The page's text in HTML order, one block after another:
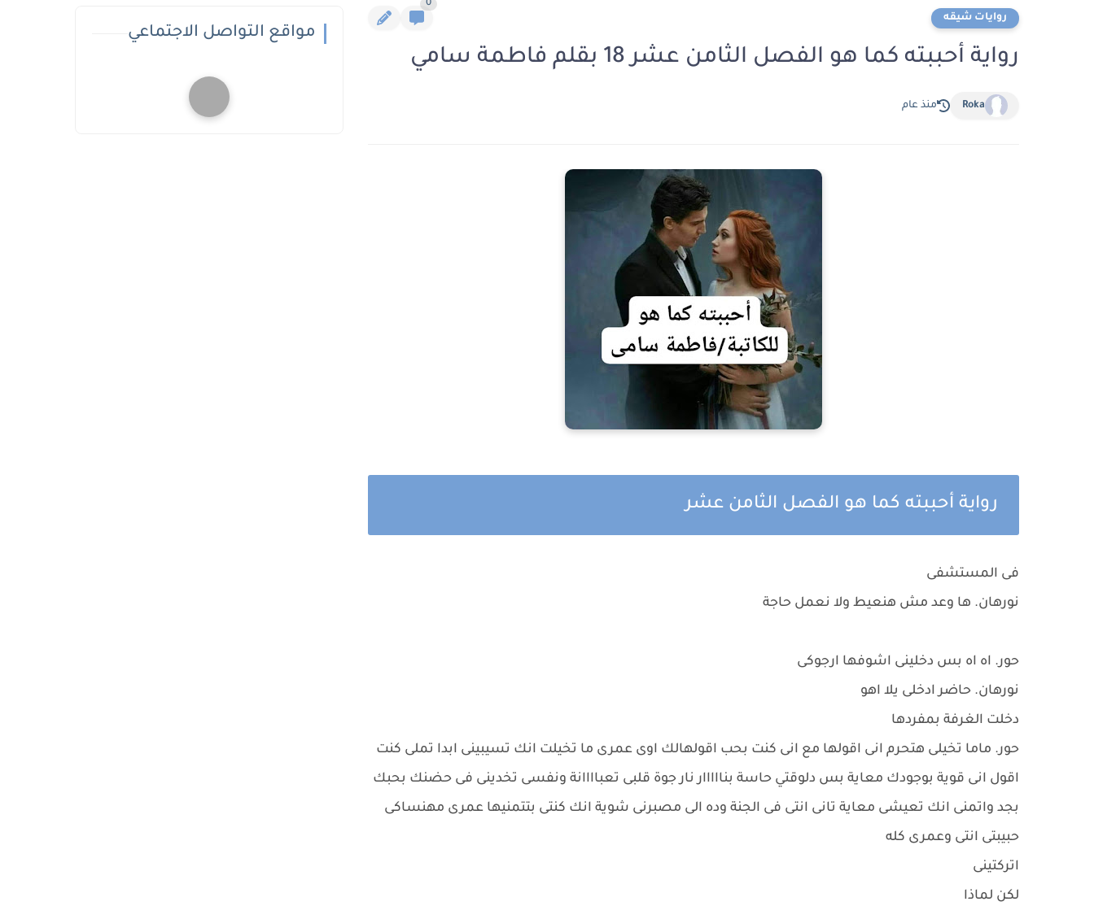
روايات شيقه
0
رواية أحببته كما هو الفصل الثامن عشر 18 بقلم فاطمة سامي
Roka منذ عام
رواية أحببته كما هو الفصل الثامن عشر
فى المستشفى
نورهان. ها وعد مش هنعيط ولا نعمل حاجة
حور. اه اه بس دخلينى اشوفها ارجوكى
نورهان. حاضر ادخلى يلا اهو
دخلت الغرفة بمفردها
حور. ماما تخيلى هتحرم انى اقولها مع انى كنت بحب اقولهالك اوى عمرى ما تخيلت انك تسيبينى ابدا تملى كنت
اقول انى قوية بوجودك معاية بس دلوقتي حاسة بنااااار نار جوة قلبى تعباااانة ونفسى تخدينى فى حضنك بحبك
بجد واتمنى انك تعيشى معاية تانى انتى فى الجنة وده الى مصبرنى شوية انك كنتى بتتمنيها عمرى مهنساكى
حبيبتى انتى وعمرى كله
اتركتينى
لكن لماذا
مواقع التواصل الاجتماعي